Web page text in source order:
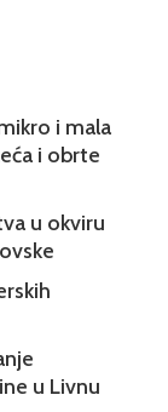
i mala
i obrte
u okviru
u Livnu